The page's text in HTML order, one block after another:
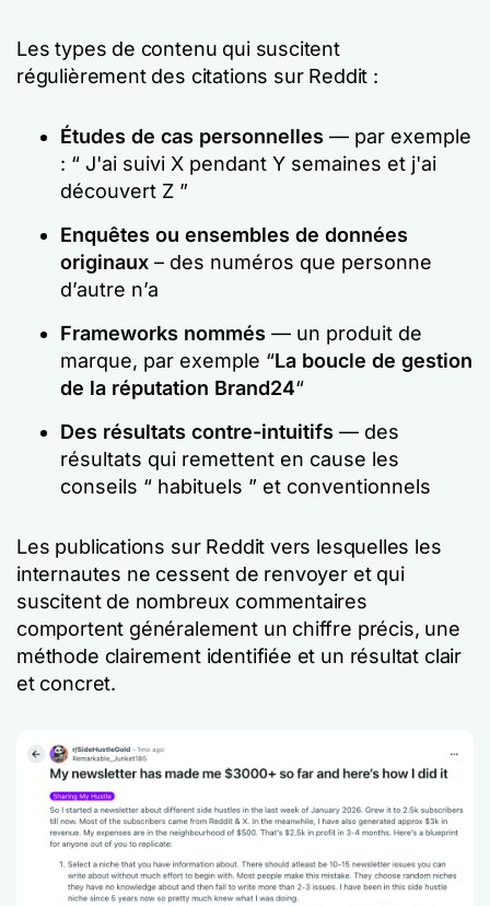
Les types de contenu qui suscitent
régulièrement des citations sur Reddit :
Études de cas personnelles — par exemple
: “ J'ai suivi X pendant Y semaines et j'ai
découvert Z ”
Enquêtes ou ensembles de données
originaux – des numéros que personne
d’autre n’a
Frameworks nommés — un produit de
marque, par exemple “La boucle de gestion
de la réputation Brand24“
Des résultats contre-intuitifs — des
résultats qui remettent en cause les
conseils “ habituels ” et conventionnels
Les publications sur Reddit vers lesquelles les
internautes ne cessent de renvoyer et qui
suscitent de nombreux commentaires
comportent généralement un chiffre précis, une
méthode clairement identifiée et un résultat clair
et concret.